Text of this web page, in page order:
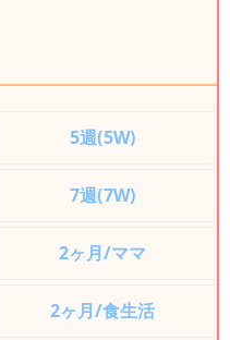
5週(5W)
7週(7W)
2ヶ月/ママ
2ヶ月/食生活